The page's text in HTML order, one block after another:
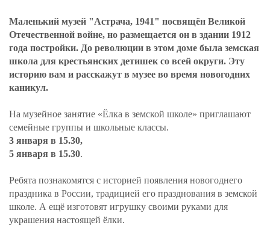
Маленький музей "Астрача, 1941" посвящён Великой
Отечественной войне, но размещается он в здании 1912
года постройки. До революции в этом доме была земская
школа для крестьянских детишек со всей округи. Эту
историю вам и расскажут в музее во время новогодних
каникул.
На музейное занятие «Ёлка в земской школе» приглашают
семейные группы и школьные классы.
3 января в 15.30,
5 января в 15.30.
Ребята познакомятся с историей появления новогоднего
праздника в России, традицией его празднования в земской
школе. А ещё изготовят игрушку своими руками для
украшения настоящей ёлки.